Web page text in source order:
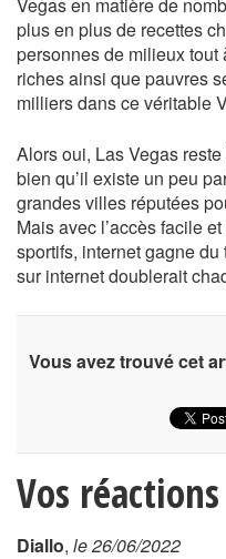
plus en plus de recettes
personnes de milieux tout
riches ainsi que pauvres
milliers dans ce véritable
Alors oui, Las Vegas
bien qu’il existe un peu
grandes villes réputées
Mais avec l’accès facile
sportifs, internet gagne
sur internet doublerait
Vous avez trouvé cet
Vos
Diallo, le 26/06/2022